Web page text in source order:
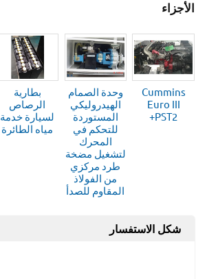
الأجزاء
Cummins
Euro III
+PST2
وحدة الصمام
الهيدروليكي
المستوردة
للتحكم في
المحرك
لتشغيل مضخة
طرد مركزي
من الفولاذ
المقاوم للصدأ
بطارية
الرصاص
لسيارة خدمة
مياه الطائرة
شكل الاستفسار